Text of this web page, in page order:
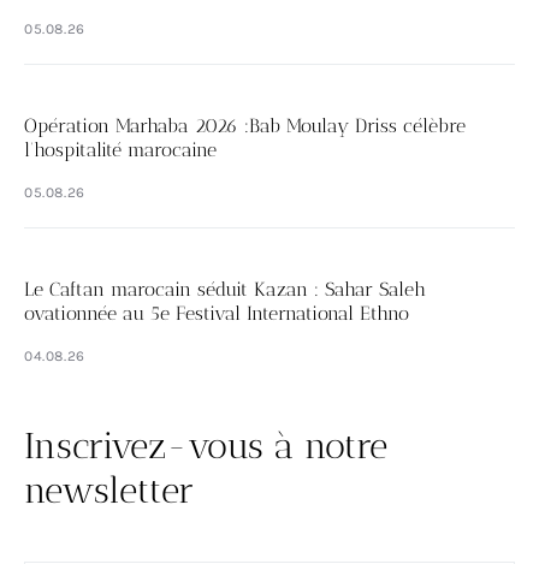
05.08.26
Opération Marhaba 2026 :Bab Moulay Driss célèbre
l’hospitalité marocaine
05.08.26
Le Caftan marocain séduit Kazan : Sahar Saleh
ovationnée au 5e Festival International Ethno
04.08.26
Inscrivez-vous à notre
newsletter